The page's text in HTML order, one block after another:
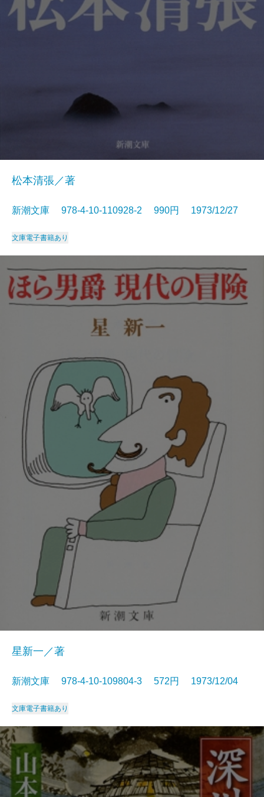
松本清張／著
新潮文庫 978-4-10-110928-2 990円 1973/12/27
文庫電子書籍あり
星新一／著
新潮文庫 978-4-10-109804-3 572円 1973/12/04
文庫電子書籍あり